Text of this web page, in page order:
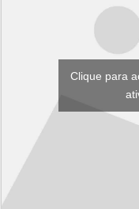
Clique para